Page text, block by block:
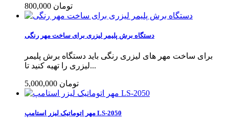
800,000 تومان
دستگاه برش پلیمر لیزری برای ساخت مهر رنگی
برای ساخت مهر های لیزری رنگی باید دستگاه برش پلیمر
لیزری را تهیه کنید تا...
5,000,000 تومان
مهر اتوماتیک لیزر استامپ LS-2050